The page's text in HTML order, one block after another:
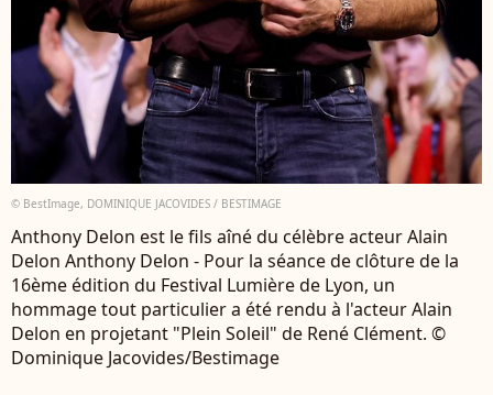
© BestImage, DOMINIQUE JACOVIDES / BESTIMAGE
Anthony Delon est le fils aîné du célèbre acteur Alain
Delon Anthony Delon - Pour la séance de clôture de la
16ème édition du Festival Lumière de Lyon, un
hommage tout particulier a été rendu à l'acteur Alain
Delon en projetant "Plein Soleil" de René Clément. ©
Dominique Jacovides/Bestimage